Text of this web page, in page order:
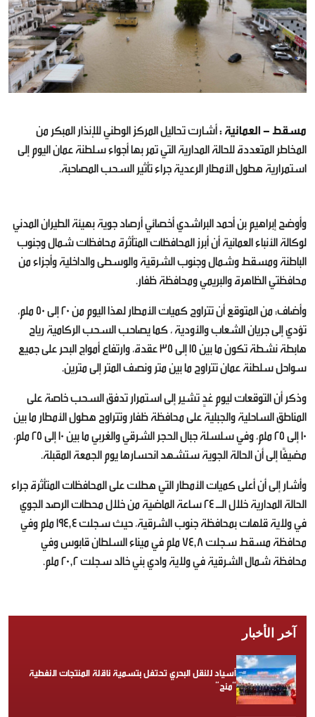
مسقط - العمانية :أشارت تحاليل المركز الوطني للإنذار المبكر من
المخاطر المتعددة للحالة المدارية التي تمر بها أجواء سلطنة عمان اليوم إلى
استمرارية هطول الأمطار الرعدية جراء تأثير السحب المصاحبة.
وأوضح إبراهيم بن أحمد البراشدي أخصائي أرصاد جوية بهيئة الطيران المدني
لوكالة الأنباء العمانية أن أبرز المحافظات المتأثرة محافظات شمال وجنوب
الباطنة ومسقط وشمال وجنوب الشرقية والوسطى والداخلية وأجزاء من
محافظتي الظاهرة والبريمي ومحافظة ظفار.
وأضاف: من المتوقع أن تتراوح كميات الأمطار لهذا اليوم من 20 إلى 50 ملم،
تؤدي إلى جريان الشعاب والأودية ، كما يصاحب السحب الركامية رياح
هابطة نشطة تكون ما بين 15 إلى 35 عقدة، وارتفاع أمواج البحر على جميع
سواحل سلطنة عمان تتراوح ما بين متر ونصف المتر إلى مترين.
وذكر أن التوقعات ليوم غدٍ تشير إلى استمرار تدفق السحب خاصة على
المناطق الساحلية والجبلية على محافظة ظفار وتتراوح هطول الأمطار ما بين
10 إلى 25 ملم، وفي سلسلة جبال الحجر الشرقي والغربي ما بين 10 إلى 25 ملم،
مضيفًا إلى أن الحالة الجوية ستشهد انحسارها يوم الجمعة المقبلة.
وأشار إلى أن أعلى كميات الأمطار التي هطلت على المحافظات المتأثرة جراء
الحالة المدارية خلال الـ 24 ساعة الماضية من خلال محطات الرصد الجوي
في ولاية قلهات بمحافظة جنوب الشرقية، حيث سجلت 194,4 ملم وفي
محافظة مسقط سجلت 74,8 ملم في ميناء السلطان قابوس وفي
محافظة شمال الشرقية في ولاية وادي بني خالد سجلت 20,2 ملم.
آخر الأخبار
أسياد للنقل البحري تحتفل بتسمية ناقلة المنتجات النفطية
“منح”